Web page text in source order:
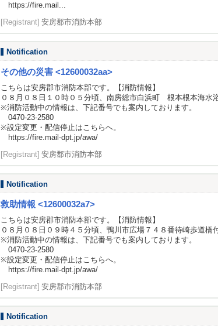
https://fire.mail...
[Registrant] 安房郡市消防本部
Notification
その他の災害 <12600032aa>
こちらは安房郡市消防本部です。【消防情報】
０８月０８日１０時０５分頃、南房総市白浜町 根本根本海水
※消防活動中の情報は、下記番号でも案内しております。
0470-23-2580
※設定変更・配信停止はこちらへ。
https://fire.mail-dpt.jp/awa/
[Registrant] 安房郡市消防本部
Notification
救助情報 <12600032a7>
こちらは安房郡市消防本部です。【消防情報】
０８月０８日０９時４５分頃、鴨川市広場７４８番待崎歩道橋
※消防活動中の情報は、下記番号でも案内しております。
0470-23-2580
※設定変更・配信停止はこちらへ。
https://fire.mail-dpt.jp/awa/
[Registrant] 安房郡市消防本部
Notification